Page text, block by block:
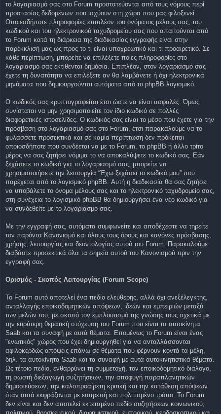
το λογαριασμό σας στο Forum προστατεύονται από τους νόμους περί
προστασίας δεδομένων που ισχύουν στη χώρα που μας φιλοξενεί.
Οποιεσδήποτε πληροφορίες επιπλέον του ονόματος μέλους σας, του
κωδικού και του ηλεκτρονικού ταχυδρομείου σας που απαιτούνται από
το Forum κατά τη διάρκεια της διαδικασίας εγγραφής είναι στην
παρέκκλισή μας ως προς το τι είναι υποχρεωτικό και τι προαιρετικό. Σε
κάθε περίπτωση, μπορείτε να επιλέξετε ποιες πληροφορίες στο
λογαριασμό σας εκτίθενται δημόσια. Επιπλέον, στον λογαριασμό σας
έχετε τη δυνατότητα να επιλέξετε αν θα λαμβάνετε ή όχι ηλεκτρονικά
μηνύματα που δημιουργούνται αυτόματα από το phpBB λογισμικό.
Ο κωδικός σας κρυπτογραφείται έτσι ώστε να είναι ασφαλές. Όμως
συνίσταται να μην χρησιμοποιείτε τον ίδιο κωδικό σε πολλές
διαφορετικές ιστοσελίδες. Ο κωδικός σας είναι το μέσο που έχετε για την
πρόσβαση στο λογαριασμό σας στο Forum, έτσι παρακαλούμε να το
φυλάσσετε προσεκτικά και σε καμία περίπτωση δεν πρόκειται
οποιοσδήποτε που συνδέεται να με το Forum, το phpBB ή άλλο τρίτο
μέρος να σας ζητήσει νόμιμα το να αποκαλύψετε το κωδικό σας. Εάν
ξεχάσετε το κωδικό για το λογαριασμό σας, μπορείτε να
χρησιμοποιήσετε την λειτουργία “Έχω ξεχάσει το κωδικό μου” που
παρέχεται από το λογισμικό phpBB. Αυτή η διαδικασία θα σας ζητήσει
να υποβάλετε το όνομα μέλους σας και το ηλεκτρονικό ταχυδρομείο σας,
στη συνέχεια το λογισμικό phpBB θα δημιουργήσει ένα νέο κωδικό για
να συνδεθείτε με το λογαριασμό σας.
Με την εγγραφή σας, αυτόματα συμφωνείτε και αποδέχεστε να τηρείτε
τον παρόντα Κανονισμό και όλους τους όρους και κανόνες πρόσβασης,
χρήσης, λειτουργίας και δεοντολογίας αυτού του Forum. Παρακαλούμε
διαβάστε προσεκτικά όλα τα σημεία αυτού του Κανονισμού πριν την
εγγραφή σας.
Ορισμός - Σκοπός Λειτουργίας (Forum Scope)
To Forum αυτό αποτελεί ένα πεδίο ελεύθερης, αλλά όχι ανεξέλεγκτης,
ανταλλαγής εποικοδομητικών απόψεων, ιδεών και εμπειριών μεταξύ
των μελών του, με σκοπό τον εμπλουτισμό της γνώσης τους σχετικά με
την ευρύτερη θεματική στόχευση του Forum που είναι τα αυτοκίνητα
Saab και τα συναφή με αυτά θέματα. Επομένως το Forum είναι ένας
"ενωτικός" χώρος που έχει δημιουργηθεί για να ανταλλάσσονται
αφιλοκερδώς απόψεις επάνω σε θέματα που φέρνουν κοντά τα μέλη,
δηλ. τα αυτοκίνητα Saab και τα συναφή με αυτά αυτοκινητιστικά θέματα.
Ως τέτοιο πεδίο, ενθαρρύνει τη συμμετοχή, τον εποικοδομητικό διάλογο,
τη σωστή διεξαγωγή συζητήσεων, την αποφυγή παραπλανητικών
δημοσιεύσεων, την καλοπροαίρετη κριτική και την κατάθεση απόψεων
όταν αυτά εκφράζονται με ευπρεπή και πολιτισμένο τρόπο. Το Forum
δεν είναι και δεν αποτελεί εκτεταμένο πεδίο συζητήσεων κοινωνικού,